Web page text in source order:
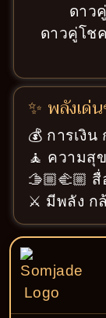
ดาว
ดาวคู่โช
✨ พลังเด่
💰 การเงิ
🧘 ความสุ
🫱🏼‍🫲🏼
⚔️ มีพลัง ก